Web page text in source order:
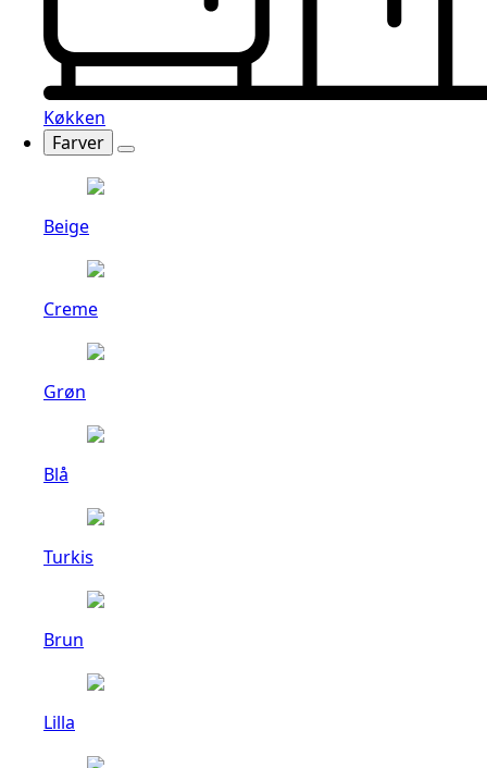
Køkken
Farver
Beige
Creme
Grøn
Blå
Turkis
Brun
Lilla